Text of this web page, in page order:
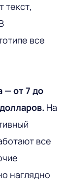
текст,
все
— от 7 до
На
все
наглядно